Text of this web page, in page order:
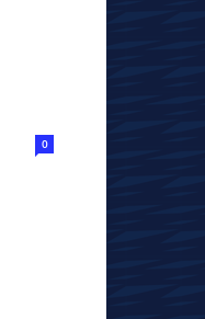
0